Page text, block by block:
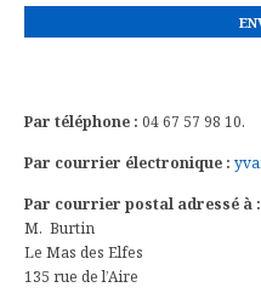
Par téléphone : 04 67 57 98 10.
Par courrier électronique :
Par courrier postal adressé à :
M. Burtin
Le Mas des Elfes
135 rue de l’Aire